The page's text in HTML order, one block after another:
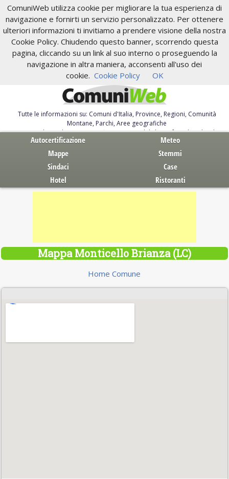
ComuniWeb utilizza cookie per migliorare la tua esperienza di
navigazione e fornirti un servizio personalizzato. Per ottenere
ulteriori informazioni ti invitiamo a prendere visione della nostra
Cookie Policy. Chiudendo questo banner, scorrendo questa
pagina, cliccando su un link al suo interno o proseguendo la
navigazione in altra maniera, acconsenti all'uso dei
cookie. Cookie Policy OK
Tutte le informazioni su: Comuni d'Italia, Province, Regioni, Comunità
Montane, Parchi, Aree geografiche
Servizi al Cittadino. Autocertificazione, moduli, leggi, free download
Autocertificazione
Meteo
Mappe
Stemmi
Sindaci
Case
Hotel
Ristoranti
Mappa Monticello Brianza (LC)
Home Comune